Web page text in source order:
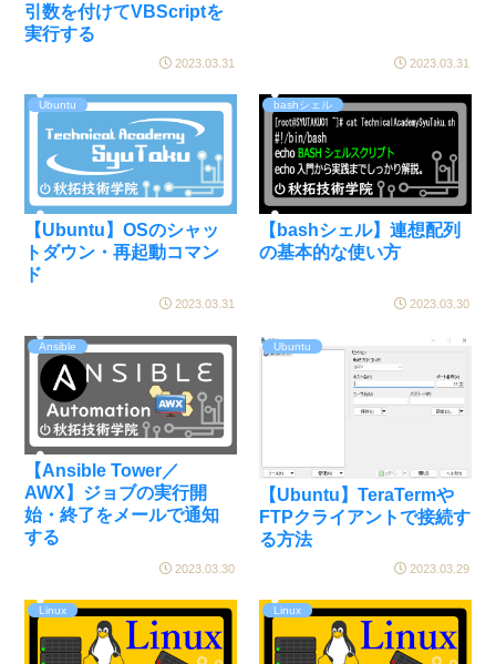
引数を付けてVBScriptを
実行する
2023.03.31 2023.03.31
Ubuntu
【Ubuntu】OSのシャッ
トダウン・再起動コマン
ド
2023.03.31
bashシェル
【bashシェル】連想配列
の基本的な使い方
2023.03.30
Ansible
【Ansible Tower／
AWX】ジョブの実行開
始・終了をメールで通知
する
2023.03.30
Ubuntu
【Ubuntu】TeraTermや
FTPクライアントで接続す
る方法
2023.03.29
Linux Linux